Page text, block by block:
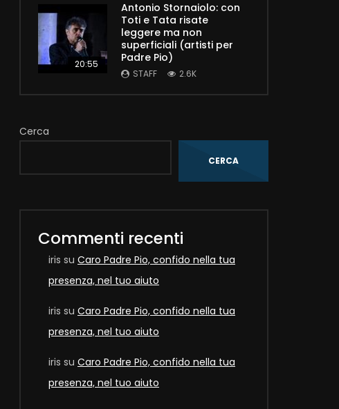
20:55
Antonio Stornaiolo: con
Toti e Tata risate
leggere ma non
superficiali (artisti per
Padre Pio)
STAFF 2.6K
Cerca
CERCA
Commenti recenti
iris su Caro Padre Pio, confido nella tua
presenza, nel tuo aiuto
iris su Caro Padre Pio, confido nella tua
presenza, nel tuo aiuto
iris su Caro Padre Pio, confido nella tua
presenza, nel tuo aiuto